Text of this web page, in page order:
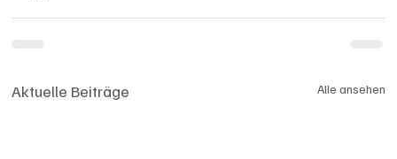
Aktuelle Beiträge Alle ansehen